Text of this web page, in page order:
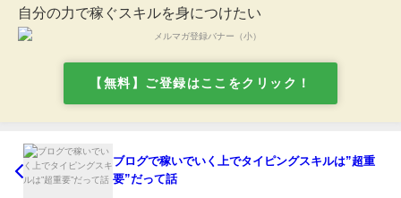
自分の力で稼ぐスキルを身につけたい
【無料】ご登録はここをクリック！
ブログで稼いでいく上でタイピングスキルは”超重
要”だって話